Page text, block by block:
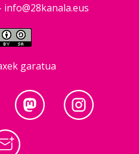
info@28kanala.eus
garatua